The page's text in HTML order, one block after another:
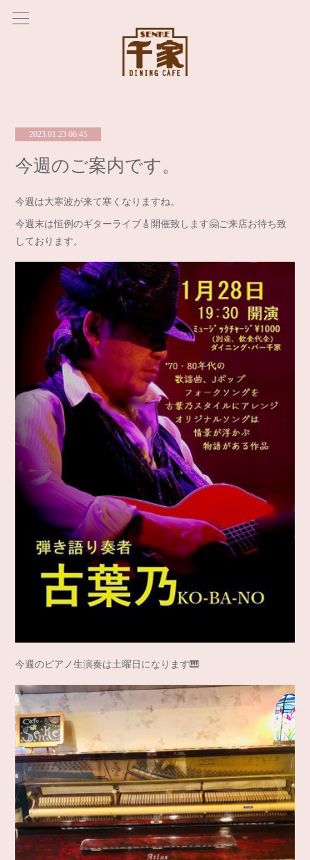
2023.01.23 06:45
今週のご案内です。
今週は大寒波が来て寒くなりますね。
今週末は恒例のギターライブ🎸開催致します🤗ご来店お待ち致
しております。
今週のピアノ生演奏は土曜日になります🎹